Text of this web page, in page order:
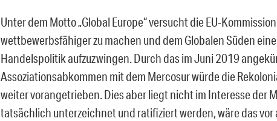
Unter dem Motto „Global Europe“ versucht die EU-
wettbewerbsfähiger zu machen und dem Globalen Süden
Handelspolitik aufzuzwingen. Durch das im Juni 2019
Assoziationsabkommen mit dem Mercosur würde die
weiter vorangetrieben. Dies aber liegt nicht im Interesse der
tatsächlich unterzeichnet und ratifiziert werden, wäre das vor